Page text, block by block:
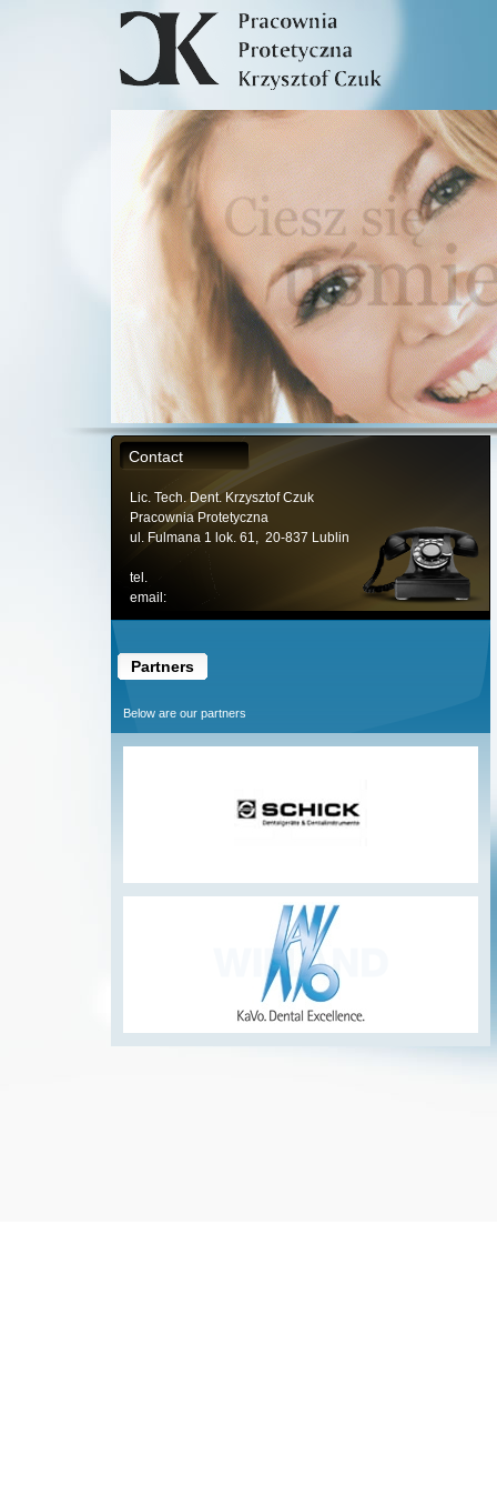
Contact
Lic. Tech. Dent. Krzysztof Czuk
Pracownia Protetyczna
ul. Fulmana 1 lok. 61, 20-837 Lublin
tel.
email:
Partners
Below are our partners